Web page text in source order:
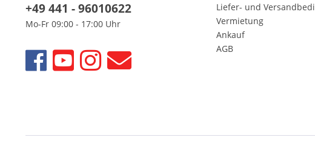
+49 441 - 96010622
Mo-Fr 09:00 - 17:00 Uhr
Liefer- und
Vermietung
Ankauf
AGB